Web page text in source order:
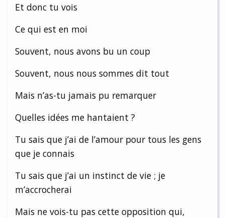
Et donc tu vois
Ce qui est en moi
Souvent, nous avons bu un coup
Souvent, nous nous sommes dit tout
Mais n’as-tu jamais pu remarquer
Quelles idées me hantaient ?
Tu sais que j’ai de l’amour pour tous les gens
que je connais
Tu sais que j’ai un instinct de vie ; je
m’accrocherai
Mais ne vois-tu pas cette opposition qui,